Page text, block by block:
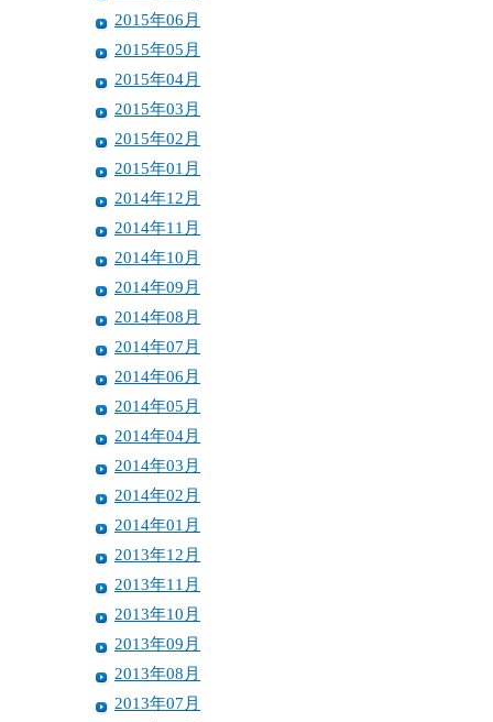
2015年06月
2015年05月
2015年04月
2015年03月
2015年02月
2015年01月
2014年12月
2014年11月
2014年10月
2014年09月
2014年08月
2014年07月
2014年06月
2014年05月
2014年04月
2014年03月
2014年02月
2014年01月
2013年12月
2013年11月
2013年10月
2013年09月
2013年08月
2013年07月